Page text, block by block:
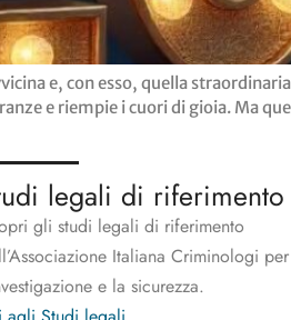
e, con esso, quella
e riempie i cuori di gioia. Ma
legali di riferimento
gli studi legali di riferimento
Italiana Criminologi per
e la sicurezza.